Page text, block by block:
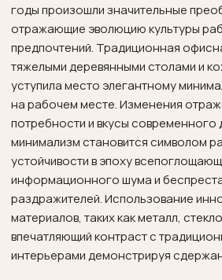
годы произошли значительные
отражающие эволюцию культуры
предпочтений. Традиционная
тяжелыми деревянными столами и
уступила место элегантному
на рабочем месте. Изменения
потребности и вкусы современного
минимализм становится символом
устойчивости в эпоху
информационного шума и
раздражителей. Использование
материалов, таких как металл,
впечатляющий контраст с
интерьерами демонстрируя